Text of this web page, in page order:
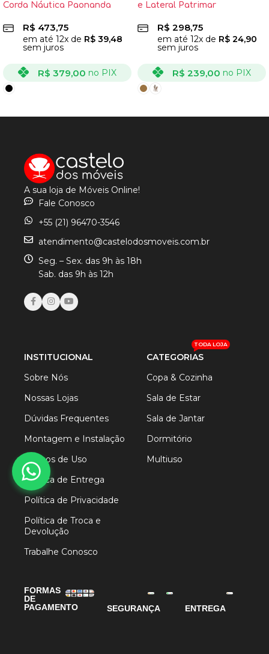
Corda Náutica Paonanda
R$ 473,75
em até 12x de R$ 39,48
sem juros
R$ 379,00 no PIX
e Lateral Patrimar
R$ 298,75
em até 12x de R$ 24,90
sem juros
R$ 239,00 no PIX
A sua loja de Móveis Online!
Fale Conosco
+55 (21) 96470-3546
atendimento@castelodosmoveis.com.br
Seg. – Sex. das 9h às 18h
Sab. das 9h às 12h
INSTITUCIONAL
Sobre Nós
Nossas Lojas
Dúvidas Frequentes
Montagem e Instalação
Termos de Uso
Política de Entrega
Política de Privacidade
Política de Troca e
Devolução
Trabalhe Conosco
CATEGORIAS
TODA LOJA
Copa & Cozinha
Sala de Estar
Sala de Jantar
Dormitório
Multiuso
FORMAS
DE
PAGAMENTO
SEGURANÇA ENTREGA